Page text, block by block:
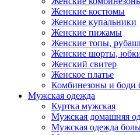
Женские костюмы
Женские купальники
Женские пижамы
Женские топы,
Женские шорты,
Женский свитер
Женское платье
Комбинезоны и боди
Мужская одежда
Куртка мужская
Мужская домашняя
Мужская одежда